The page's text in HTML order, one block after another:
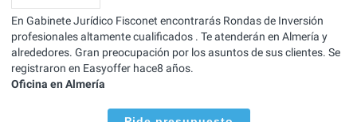
En Gabinete Jurídico Fisconet encontrarás Rondas de Inversión
profesionales altamente cualificados . Te atenderán en Almería y
alrededores. Gran preocupación por los asuntos de sus clientes. Se
registraron en Easyoffer hace8 años.
Oficina en Almería